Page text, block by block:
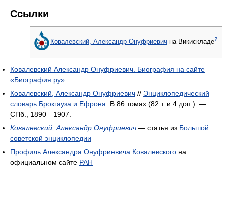
Ссылки
Ковалевский, Александр Онуфриевич на Викискладе?
Ковалевский Александр Онуфриевич. Биография на сайте
«Биография.ру»
Ковалевский, Александр Онуфриевич // Энциклопедический
словарь Брокгауза и Ефрона: В 86 томах (82 т. и 4 доп.). —
СПб.
, 1890—1907.
Ковалевский, Александр Онуфриевич — статья из Большой
советской энциклопедии
Профиль Александра Онуфриевича Ковалевского на
официальном сайте РАН